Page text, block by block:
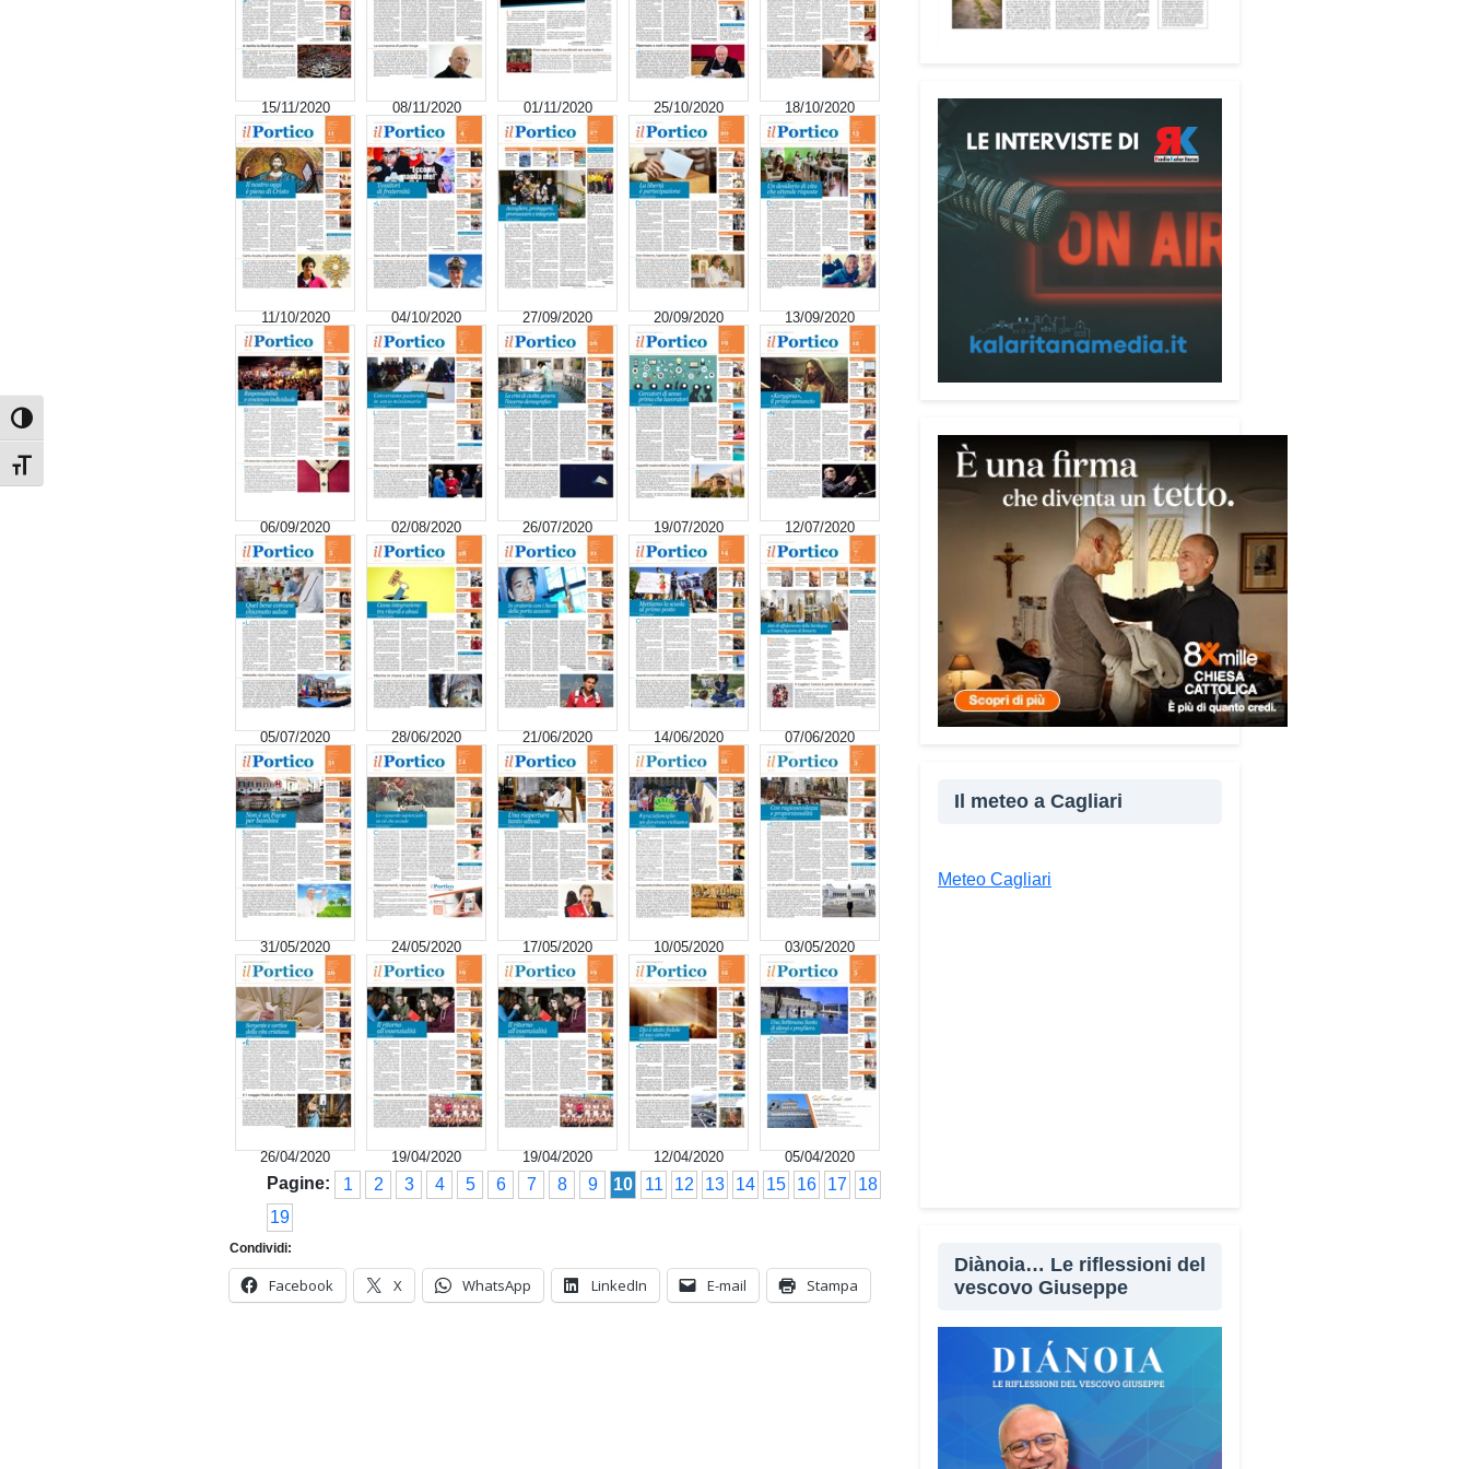
Attiva/disattiva alto contrasto
Attiva/disattiva dimensione testo
15/11/2020 08/11/2020 01/11/2020 25/10/2020 18/10/2020
11/10/2020 04/10/2020 27/09/2020 20/09/2020 13/09/2020
06/09/2020 02/08/2020 26/07/2020 19/07/2020 12/07/2020
05/07/2020 28/06/2020 21/06/2020 14/06/2020 07/06/2020
31/05/2020 24/05/2020 17/05/2020 10/05/2020 03/05/2020
26/04/2020 19/04/2020 19/04/2020 12/04/2020 05/04/2020
Pagine: 1 2 3 4 5 6 7 8 9 10 11 12 13 14 15 16 17
18
19
Condividi:
Facebook X WhatsApp LinkedIn E-mail Stampa
dignità», racconta Alessandro
Tra i partecipanti anche i seminaristi,
impegnati accanto agli anziani della
casa di riposo Cristo Re.
«Un’esperienza di crescita umana e
spirituale che rafforza la vocazione
al servizio», sottolinea Cristiano
Il programma dedica spazio anche
ai temi della pace e della
cooperazione nel Mediterraneo.
Oggi pomeriggio, alla Mediateca del
l’arcivescovo monsignor Giuseppe
Baturi ha approfondito il ruolo dei
giovani nella costruzione di ponti tra
culture e popoli, con un confronto
inserito nel percorso “Cagliari Città
della Pace e del Mediterraneo”,
progetto che promuove il dialogo e
la collaborazione tra le diverse
realtà del bacino mediterraneo.
Tra le testimonianze quella di Thea,
giovane libanese del Consiglio dei
un’esperienza di volontariato: è
un’opportunità per costruire relazioni
universale capace di unire persone
diverse».
Il meteo a Cagliari
Meteo Cagliari
Diànoia… Le riflessioni del
vescovo Giuseppe